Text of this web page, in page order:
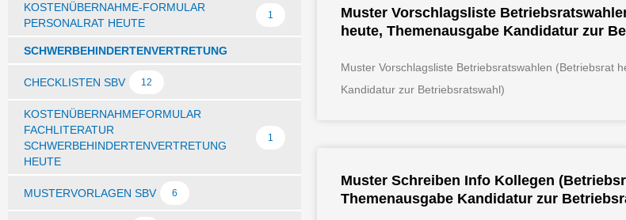
KOSTENÜBERNAHME-FORMULAR
PERSONALRAT HEUTE
1
SCHWERBEHINDERTENVERTRETUNG
CHECKLISTEN SBV 12
KOSTENÜBERNAHMEFORMULAR
FACHLITERATUR
SCHWERBEHINDERTENVERTRETUNG
HEUTE
1
MUSTERVORLAGEN SBV 6
Muster Vorschlagsliste
heute, Themenausgabe Kandidatur zur
Muster Vorschlagsliste Betriebsratswahlen (Betriebsrat
Kandidatur zur Betriebsratswahl)
Muster Schreiben Info Kollegen
Themenausgabe Kandidatur zur